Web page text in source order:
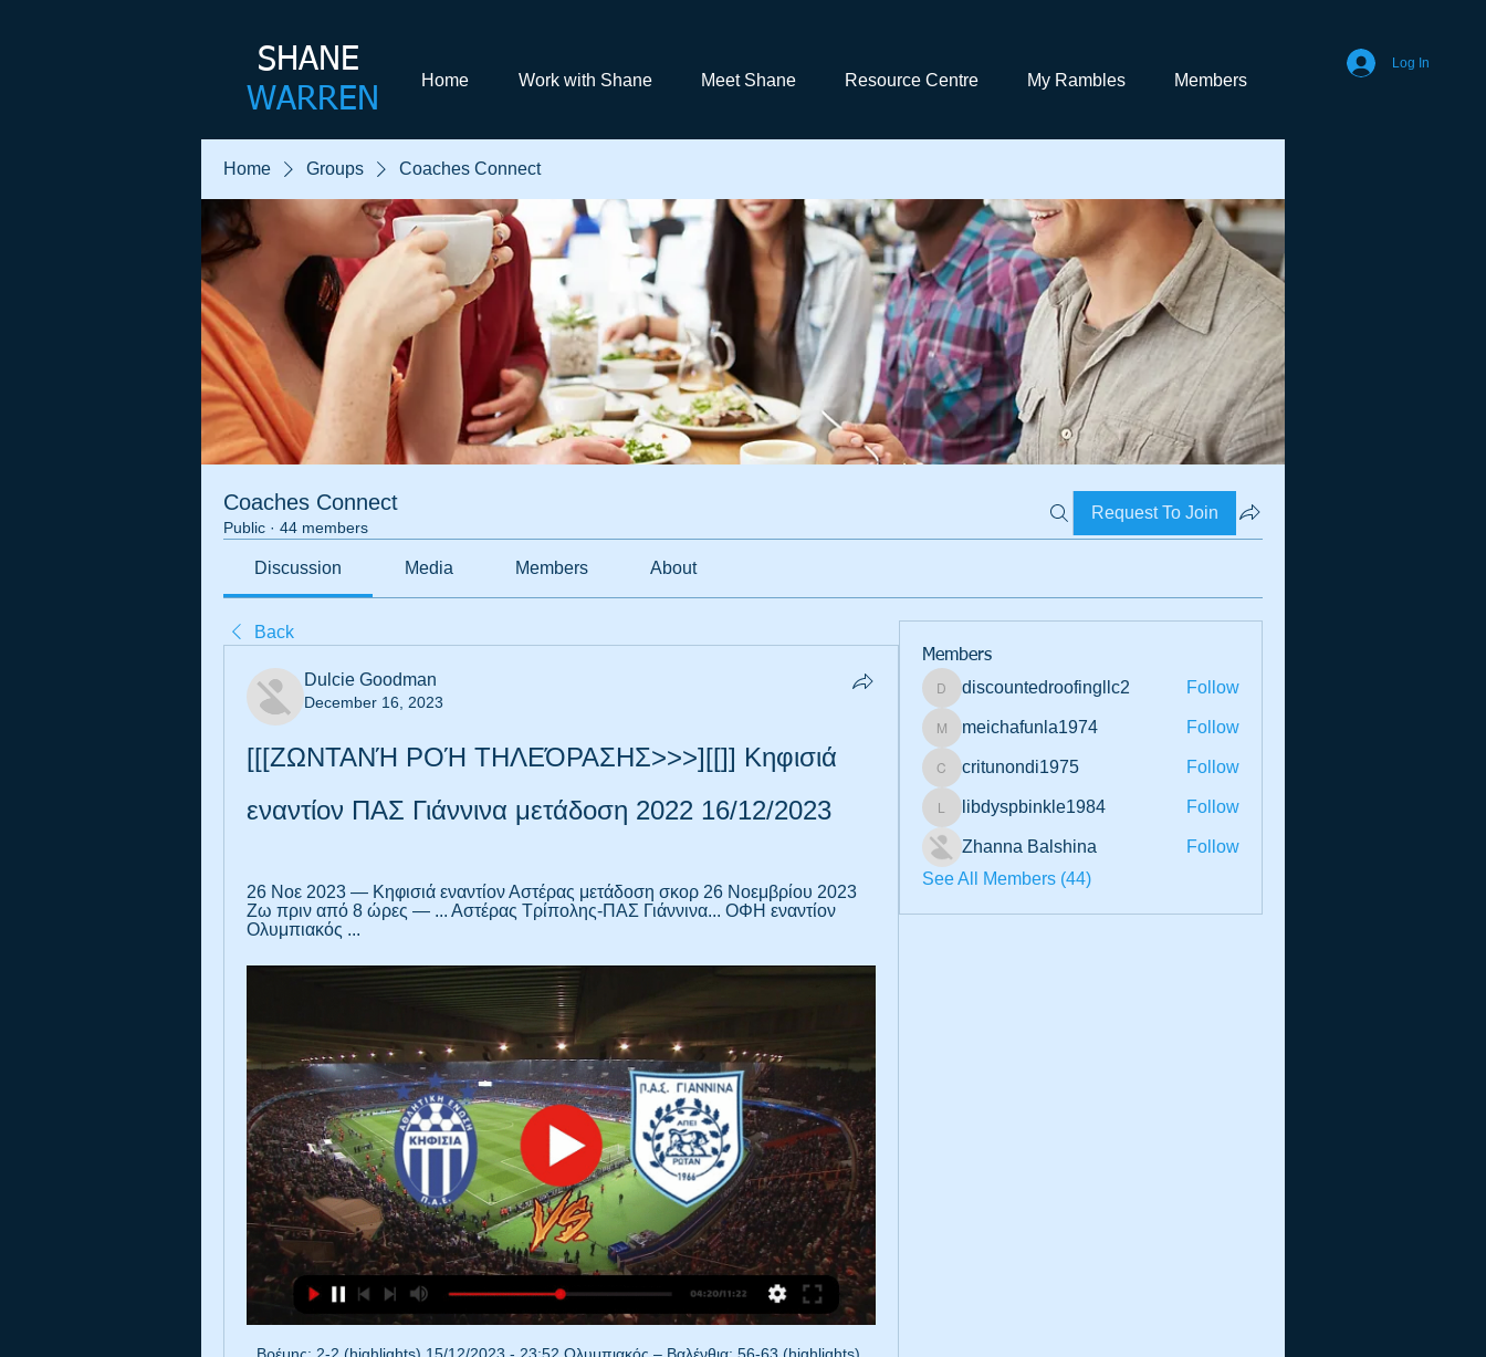
SHANE​
WARREN
Home Work with Shane Meet Shane Resource Centre My Rambles Members
Log In
Home Groups Coaches Connect
Coaches Connect
Public · 44 members
Request To Join
Discussion Media Members About
Back
Dulcie Goodman
December 16, 2023
[[[ΖΩΝΤΑΝΉ ΡΟΉ ΤΗΛΕΌΡΑΣΗΣ>>>][[]] Κηφισιά
εναντίον ΠΑΣ Γιάννινα μετάδοση 2022 16/12/2023
26 Νοε 2023 — Κηφισιά εναντίον Αστέρας μετάδοση σκορ 26 Νοεμβρίου 2023
Ζω πριν από 8 ώρες — ... Αστέρας Τρίπολης-ΠΑΣ Γιάννινα... ΟΦΗ εναντίον
Ολυμπιακός ...
Members
discountedroofingllc2
discountedroofingllc2 Follow
meichafunla1974
meichafunla1974 Follow
critunondi1975
critunondi1975 Follow
libdyspbinkle1984
libdyspbinkle1984 Follow
Zhanna Balshina
Follow
See All Members (44)